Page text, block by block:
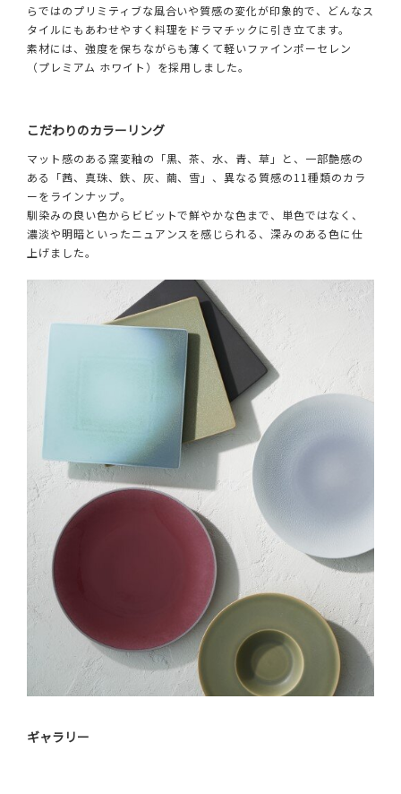
らではのプリミティブな風合いや質感の変化が印象的で、どんなス
タイルにもあわせやすく料理をドラマチックに引き立てます。
素材には、強度を保ちながらも薄くて軽いファインポーセレン
（プレミアム ホワイト）を採用しました。
こだわりのカラーリング
マット感のある窯変釉の「黒、茶、水、青、草」と、一部艶感の
ある「茜、真珠、鉄、灰、繭、雪」、異なる質感の11種類のカラ
ーをラインナップ。
馴染みの良い色からビビットで鮮やかな色まで、単色ではなく、
濃淡や明暗といったニュアンスを感じられる、深みのある色に仕
上げました。
ギャラリー